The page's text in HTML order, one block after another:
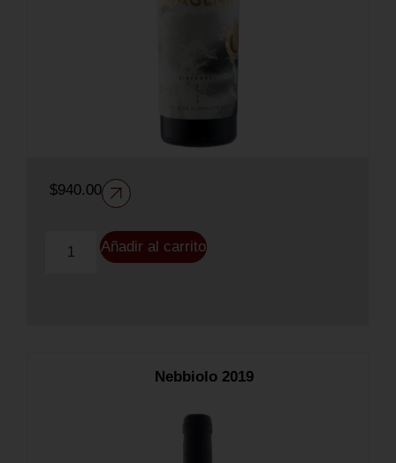
$940.00
Añadir al carrito
Nebbiolo 2019